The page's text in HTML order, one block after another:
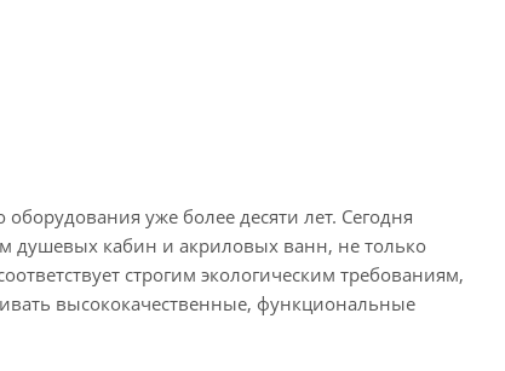
уже более десяти лет. Сегодня
душевых кабин и акриловых ванн, не только
строгим экологическим требованиям,
высококачественные, функциональные